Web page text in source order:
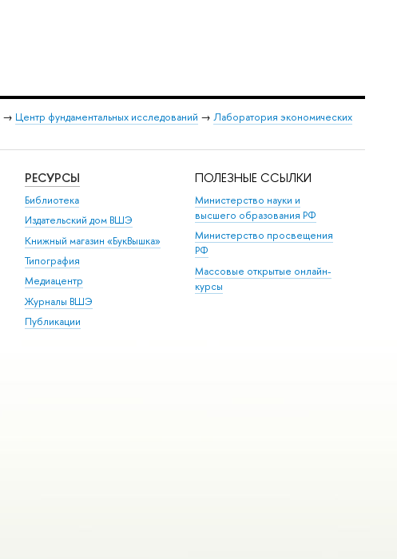
→ Центр фундаментальных исследований → Лаборатория экономических
РЕСУРСЫ
Библиотека
Издательский дом ВШЭ
Книжный магазин «БукВышка»
Типография
Медиацентр
Журналы ВШЭ
Публикации
ПОЛЕЗНЫЕ ССЫЛКИ
Министерство науки и
высшего образования РФ
Министерство просвещения
РФ
Массовые открытые онлайн-
курсы